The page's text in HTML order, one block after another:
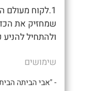
1.לקוח מעולם הכדורגל, קריאה ל
שמחזיק את
ולהתחיל
שימושים
- "אבי הביתה